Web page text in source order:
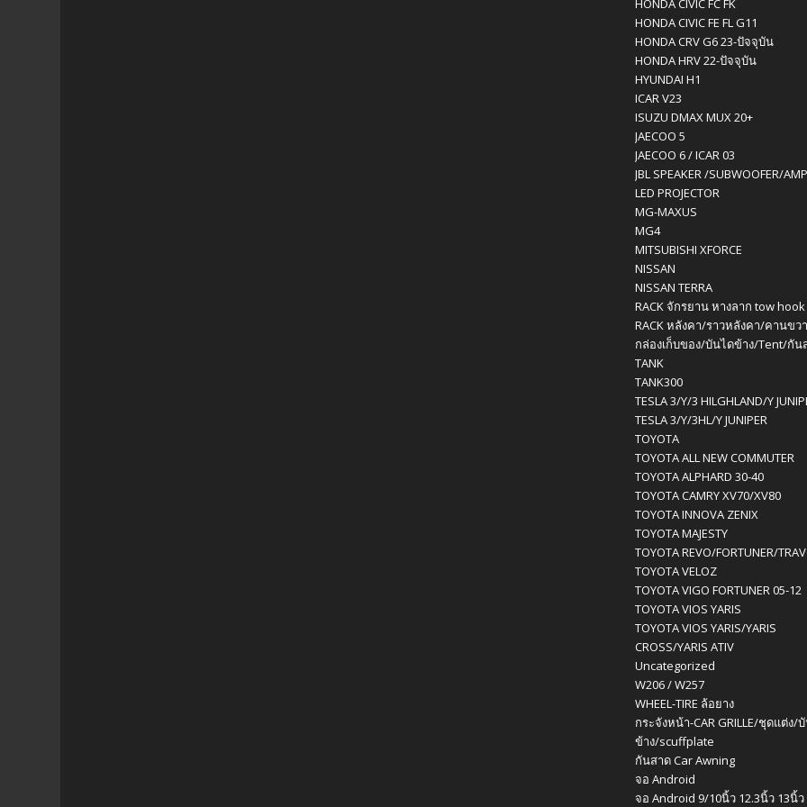
HONDA CIVIC FC FK
HONDA CIVIC FE FL G11
HONDA CRV G6 23-ปัจจุบัน
HONDA HRV 22-ปัจจุบัน
HYUNDAI H1
ICAR V23
ISUZU DMAX MUX 20+
JAECOO 5
JAECOO 6 / ICAR 03
JBL SPEAKER /SUBWOOFER/AMP
LED PROJECTOR
MG-MAXUS
MG4
MITSUBISHI XFORCE
NISSAN
NISSAN TERRA
RACK จักรยาน หางลาก tow hook
RACK หลังคา/ราวหลังคา/คานขว
กล่องเก็บของ/บันไดข้าง/Tent/กัน
TANK
TANK300
TESLA 3/Y/3 HILGHLAND/Y
TESLA 3/Y/3HL/Y JUNIPER
TOYOTA
TOYOTA ALL NEW COMMUTER
TOYOTA ALPHARD 30-40
TOYOTA CAMRY XV70/XV80
TOYOTA INNOVA ZENIX
TOYOTA MAJESTY
TOYOTA REVO/FORTUNER/
TOYOTA VELOZ
TOYOTA VIGO FORTUNER 05-12
TOYOTA VIOS YARIS
TOYOTA VIOS YARIS/YARIS
CROSS/YARIS ATIV
Uncategorized
W206 / W257
WHEEL-TIRE ล้อยาง
กระจังหน้า-CAR GRILLE/ชุดแต่ง/
ข้าง/scuffplate
กันสาด Car Awning
จอ Android
จอ Android 9/10นิ้ว 12.3นิ้ว 13นิ้ว